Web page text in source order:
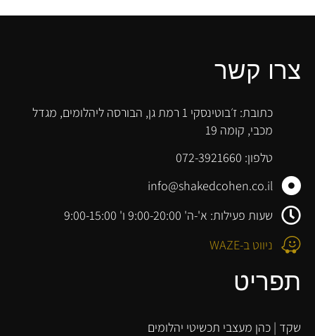
צרו קשר
כתובת: ז׳בוטינסקי 1 רמת גן, הבורסה ליהלומים, מגדל
מכבי, קומה 19
טלפון: 072-3921660
info@shakedcohen.co.il
שעות פעילות: א'-ה' 9:00-20:00 ו' 9:00-15:00
ניווט ב-WAZE
תפריט
שקד | כהן מעצבי תכשיטי יהלומים